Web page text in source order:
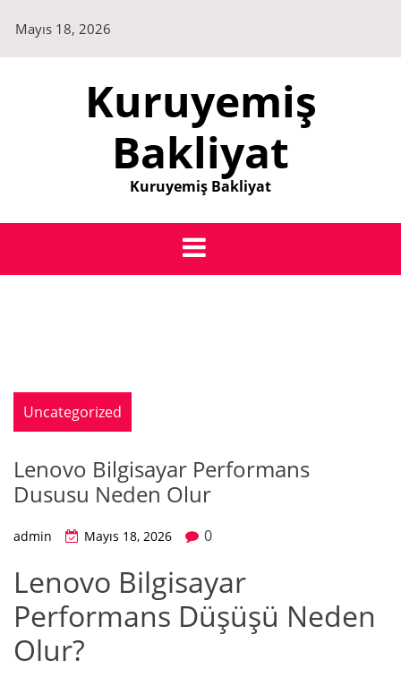
content
Mayıs 18, 2026
Kuruyemiş
Bakliyat
Kuruyemiş Bakliyat
Uncategorized
Lenovo Bilgisayar Performans
Dususu Neden Olur
admin Mayıs 18, 2026 0
Lenovo Bilgisayar
Performans Düşüşü Neden
Olur?